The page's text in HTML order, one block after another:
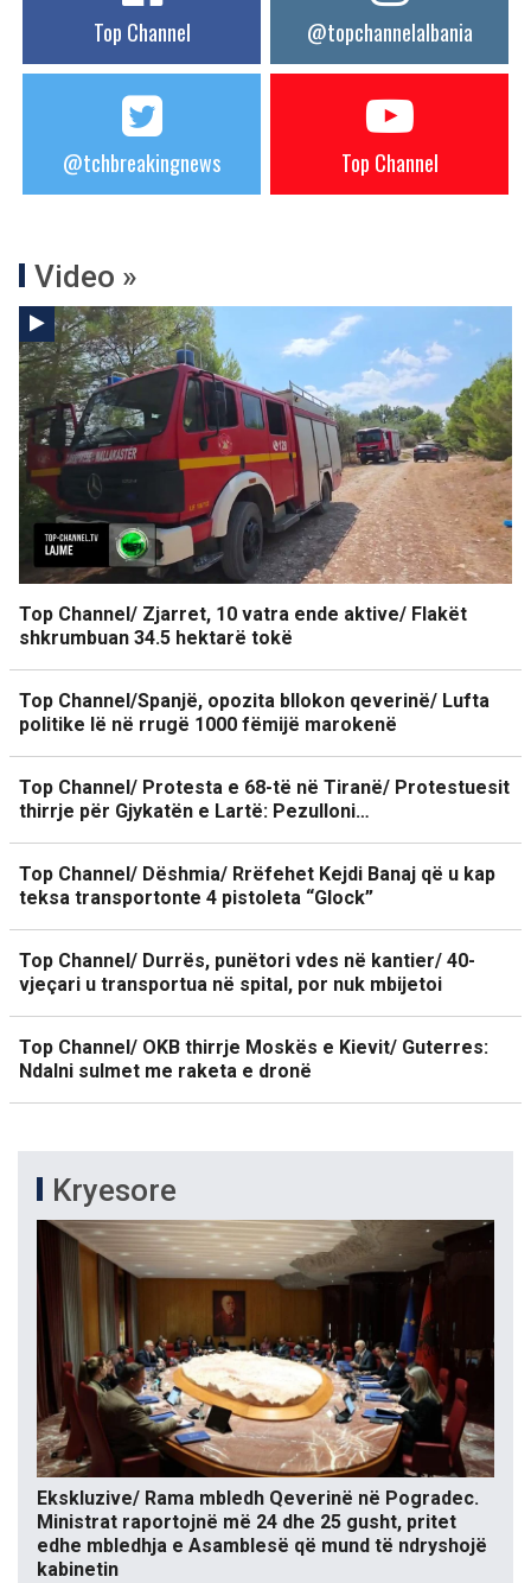
Top Channel @topchannelalbania
@tchbreakingnews Top Channel
Video »
Top Channel/ Zjarret, 10 vatra ende aktive/ Flakët
shkrumbuan 34.5 hektarë tokë
Top Channel/Spanjë, opozita bllokon qeverinë/ Lufta
politike lë në rrugë 1000 fëmijë marokenë
Top Channel/ Protesta e 68-të në Tiranë/ Protestuesit
thirrje për Gjykatën e Lartë: Pezulloni…
Top Channel/ Dëshmia/ Rrëfehet Kejdi Banaj që u kap
teksa transportonte 4 pistoleta “Glock”
Top Channel/ Durrës, punëtori vdes në kantier/ 40-
vjeçari u transportua në spital, por nuk mbijetoi
Top Channel/ OKB thirrje Moskës e Kievit/ Guterres:
Ndalni sulmet me raketa e dronë
Kryesore
Ekskluzive/ Rama mbledh Qeverinë në Pogradec.
Ministrat raportojnë më 24 dhe 25 gusht, pritet
edhe mbledhja e Asamblesë që mund të ndryshojë
kabinetin